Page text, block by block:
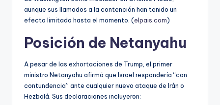
aunque sus llamados a la contención han tenido un
efecto limitado hasta el momento. (elpais.com)
Posición de Netanyahu
A pesar de las exhortaciones de Trump, el primer
ministro Netanyahu afirmó que Israel respondería “con
contundencia” ante cualquier nuevo ataque de Irán o
Hezbolá. Sus declaraciones incluyeron: